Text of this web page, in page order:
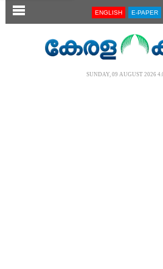
SECTIONS ENGLISH E-PAPER
SUNDAY, 09 AUGUST 2026